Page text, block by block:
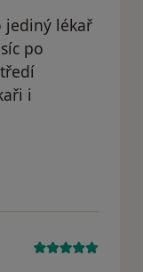
jediný lékař
po
i